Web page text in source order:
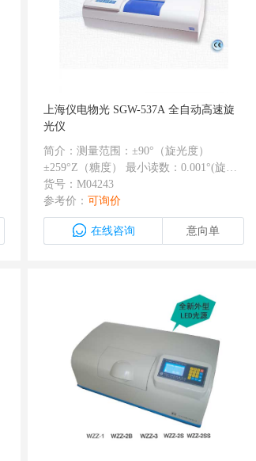
上海仪电物光 SGW-537A 全自动高速旋
光仪
简介：测量范围：±90°（旋光度）
±259°Z（糖度） 最小读数：0.001°(旋光
度) 相对误差：±0.004℃ 重复性：≤0.002°
零位重复性：0.001℃ 响应速度（全量
程）：8℃/秒 测量时间：平均26秒可测6
次 温控范围：10℃-50℃；温控准确度：
货号：M04243
参考价：可询价
在线咨询 意向单